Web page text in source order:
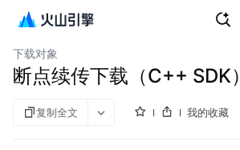
对象存储
下载对象
断点续传下载（C++ SDK）
复制全文 我的收藏